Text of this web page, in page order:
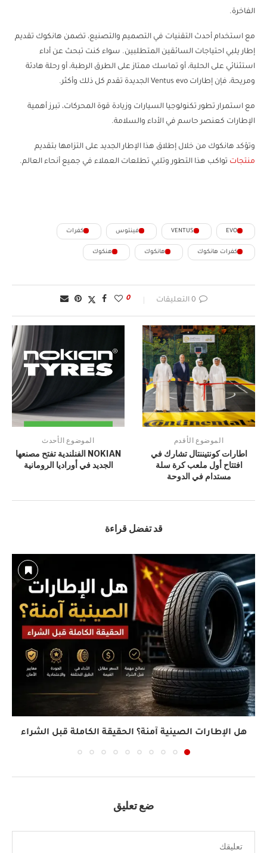
الفاخرة.
مع استخدام أحدث التقنيات في التصميم والتصنيع، تضمن هانكوك تقديم
إطار يلبي احتياجات السائقين المتطلبين. سواء كنت تبحث عن أداء
استثنائي على الحلبة، أو تماسك ممتاز على الطرق الرطبة، أو رحلة هادئة
ومريحة، فإن إطارات Ventus evo الجديدة تقدم كل ذلك وأكثر.
مع استمرار تطور تكنولوجيا السيارات وزيادة قوة المحركات، تبرز أهمية
الإطارات كعنصر حاسم في الأداء والسلامة.
وتؤكد هانكوك من خلال إطلاق هذا الإطار الجديد على التزامها بتقديم
منتجات تواكب هذا التطور وتلبي تطلعات العملاء في جميع أنحاء العالم.
EVO
VENTUS فينتوس كفرات
كفرات هانكوك هانكوك هنكوك
0 التعليقات 0
الموضوع الأقدم
اطارات كونتيننتال تشارك في
افتتاح أول ملعب كرة سلة
مستدام في الدوحة
الموضوع الأحدث
NOKIAN الفنلندية تفتح مصنعها
الجديد في أوراديا الرومانية
قد تفضل قراءة
هل الإطارات الصينية آمنة؟ الحقيقة الكاملة قبل الشراء
ضع تعليق